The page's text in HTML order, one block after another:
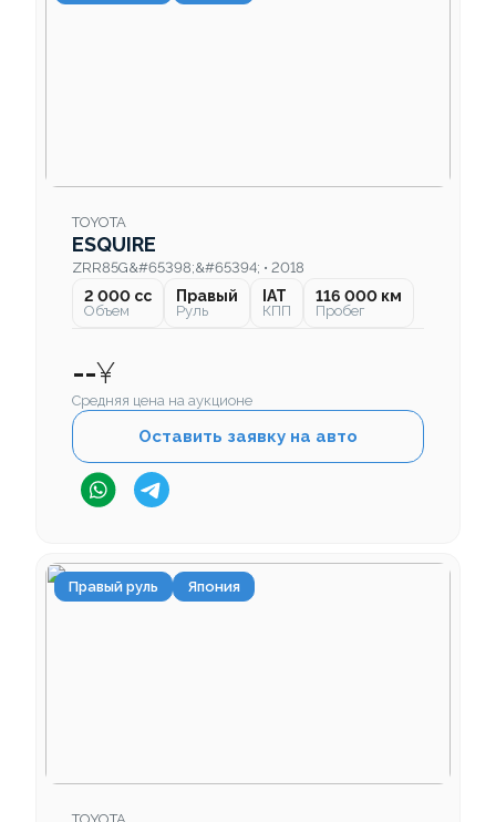
TOYOTA
ESQUIRE
ZRR85G&#65398;&#65394; • 2018
2 000 cc
Объем
Правый
Руль
IAT
КПП
116 000 км
Пробег
--¥
Средняя цена на аукционе
Оставить заявку на авто
Правый руль Япония